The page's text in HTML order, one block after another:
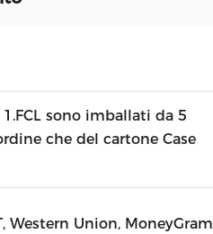
sono imballati da 5
che del cartone Case
Western Union, MoneyGram